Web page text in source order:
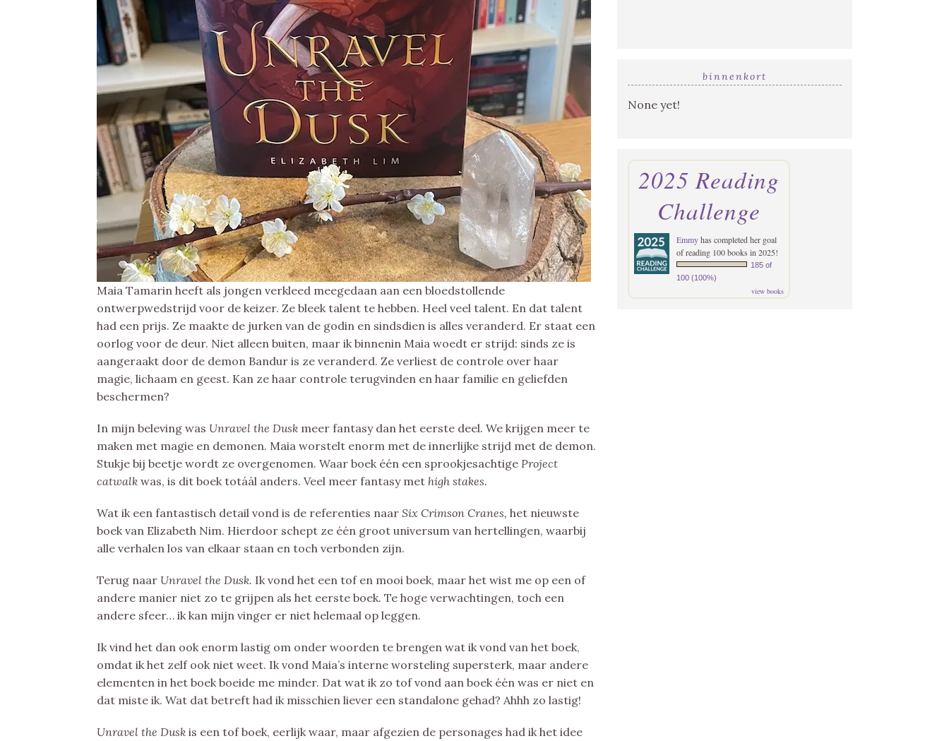
Maia Tamarin heeft als jongen verkleed meegedaan aan een bloedstollende
ontwerpwedstrijd voor de keizer. Ze bleek talent te hebben. Heel veel talent. En dat talent
had een prijs. Ze maakte de jurken van de godin en sindsdien is alles veranderd. Er staat een
oorlog voor de deur. Niet alleen buiten, maar ik binnenin Maia woedt er strijd: sinds ze is
aangeraakt door de demon Bandur is ze veranderd. Ze verliest de controle over haar
magie, lichaam en geest. Kan ze haar controle terugvinden en haar familie en geliefden
beschermen?
In mijn beleving was Unravel the Dusk meer fantasy dan het eerste deel. We krijgen meer te
maken met magie en demonen. Maia worstelt enorm met de innerlijke strijd met de demon.
Stukje bij beetje wordt ze overgenomen. Waar boek één een sprookjesachtige Project
catwalk was, is dit boek totáál anders. Veel meer fantasy met high stakes.
Wat ik een fantastisch detail vond is de referenties naar Six Crimson Cranes, het nieuwste
boek van Elizabeth Nim. Hierdoor schept ze één groot universum van hertellingen, waarbij
alle verhalen los van elkaar staan en toch verbonden zijn.
Terug naar Unravel the Dusk. Ik vond het een tof en mooi boek, maar het wist me op een of
andere manier niet zo te grijpen als het eerste boek. Te hoge verwachtingen, toch een
andere sfeer… ik kan mijn vinger er niet helemaal op leggen.
Ik vind het dan ook enorm lastig om onder woorden te brengen wat ik vond van het boek,
omdat ik het zelf ook niet weet. Ik vond Maia’s interne worsteling supersterk, maar andere
elementen in het boek boeide me minder. Dat wat ik zo tof vond aan boek één was er niet en
dat miste ik. Wat dat betreft had ik misschien liever een standalone gehad? Ahhh zo lastig!
Unravel the Dusk is een tof boek, eerlijk waar, maar afgezien de personages had ik het idee
binnenkort
None yet!
2025 Reading
Challenge
Emmyhas completed her goal
of reading 100 books in 2025!
185 of
100 (100%)
view books